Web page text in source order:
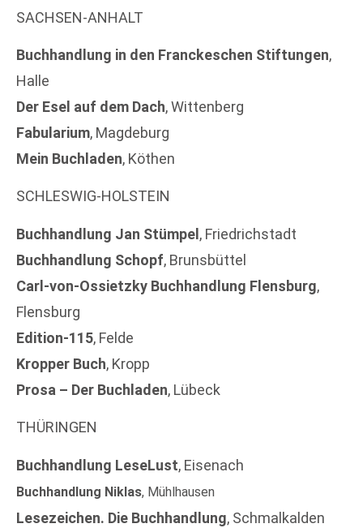
SACHSEN-ANHALT
Buchhandlung in den Franckeschen Stiftungen,
Halle
Der Esel auf dem Dach, Wittenberg
Fabularium, Magdeburg
Mein Buchladen, Köthen
SCHLESWIG-HOLSTEIN
Buchhandlung Jan Stümpel, Friedrichstadt
Buchhandlung Schopf, Brunsbüttel
Carl-von-Ossietzky Buchhandlung Flensburg,
Flensburg
Edition-115, Felde
Kropper Buch, Kropp
Prosa – Der Buchladen, Lübeck
THÜRINGEN
Buchhandlung LeseLust, Eisenach
Buchhandlung Niklas, Mühlhausen
Lesezeichen. Die Buchhandlung, Schmalkalden